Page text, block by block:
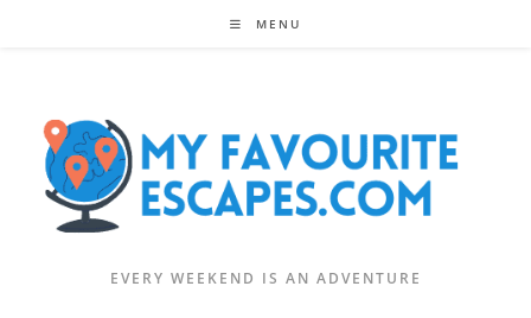
MENU
EVERY WEEKEND IS AN ADVENTURE